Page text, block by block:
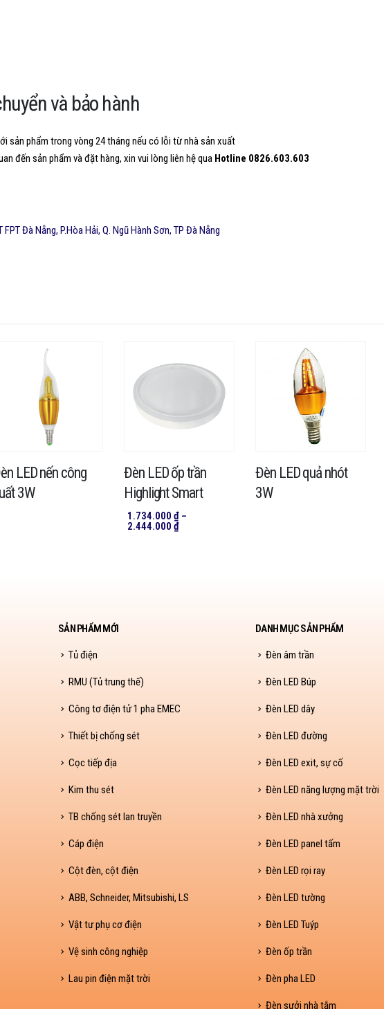
và bảo hành
sản phẩm trong vòng 24 tháng nếu có lỗi từ nhà sản xuất
đến sản phẩm và đặt hàng, xin vui lòng liên hệ qua Hotline 0826.603.603
Đà Nẵng, P.Hòa Hải, Q. Ngũ Hành Sơn, TP Đà Nẵng
LED nến công
3W
Đèn LED ốp trần
Highlight Smart
1.734.000 ₫ –
2.444.000 ₫Khoảng
Đèn LED quả nhót
3W
SẢN PHẨM MỚI
Tủ điện
RMU (Tủ trung thế)
Công tơ điện tử 1 pha EMEC
Thiết bị chống sét
Cọc tiếp địa
Kim thu sét
TB chống sét lan truyền
Cáp điện
Cột đèn, cột điện
ABB, Schneider, Mitsubishi, LS
Vật tư phụ cơ điện
Vệ sinh công nghiệp
Lau pin điện mặt trời
DANH MỤC SẢN PHẨM
Đèn âm trần
Đèn LED Búp
Đèn LED dây
Đèn LED đường
Đèn LED exit, sự cố
Đèn LED năng lượng mặt trời
Đèn LED nhà xưởng
Đèn LED panel tấm
Đèn LED rọi ray
Đèn LED tường
Đèn LED Tuýp
Đèn ốp trần
Đèn pha LED
Đèn sưởi nhà tắm